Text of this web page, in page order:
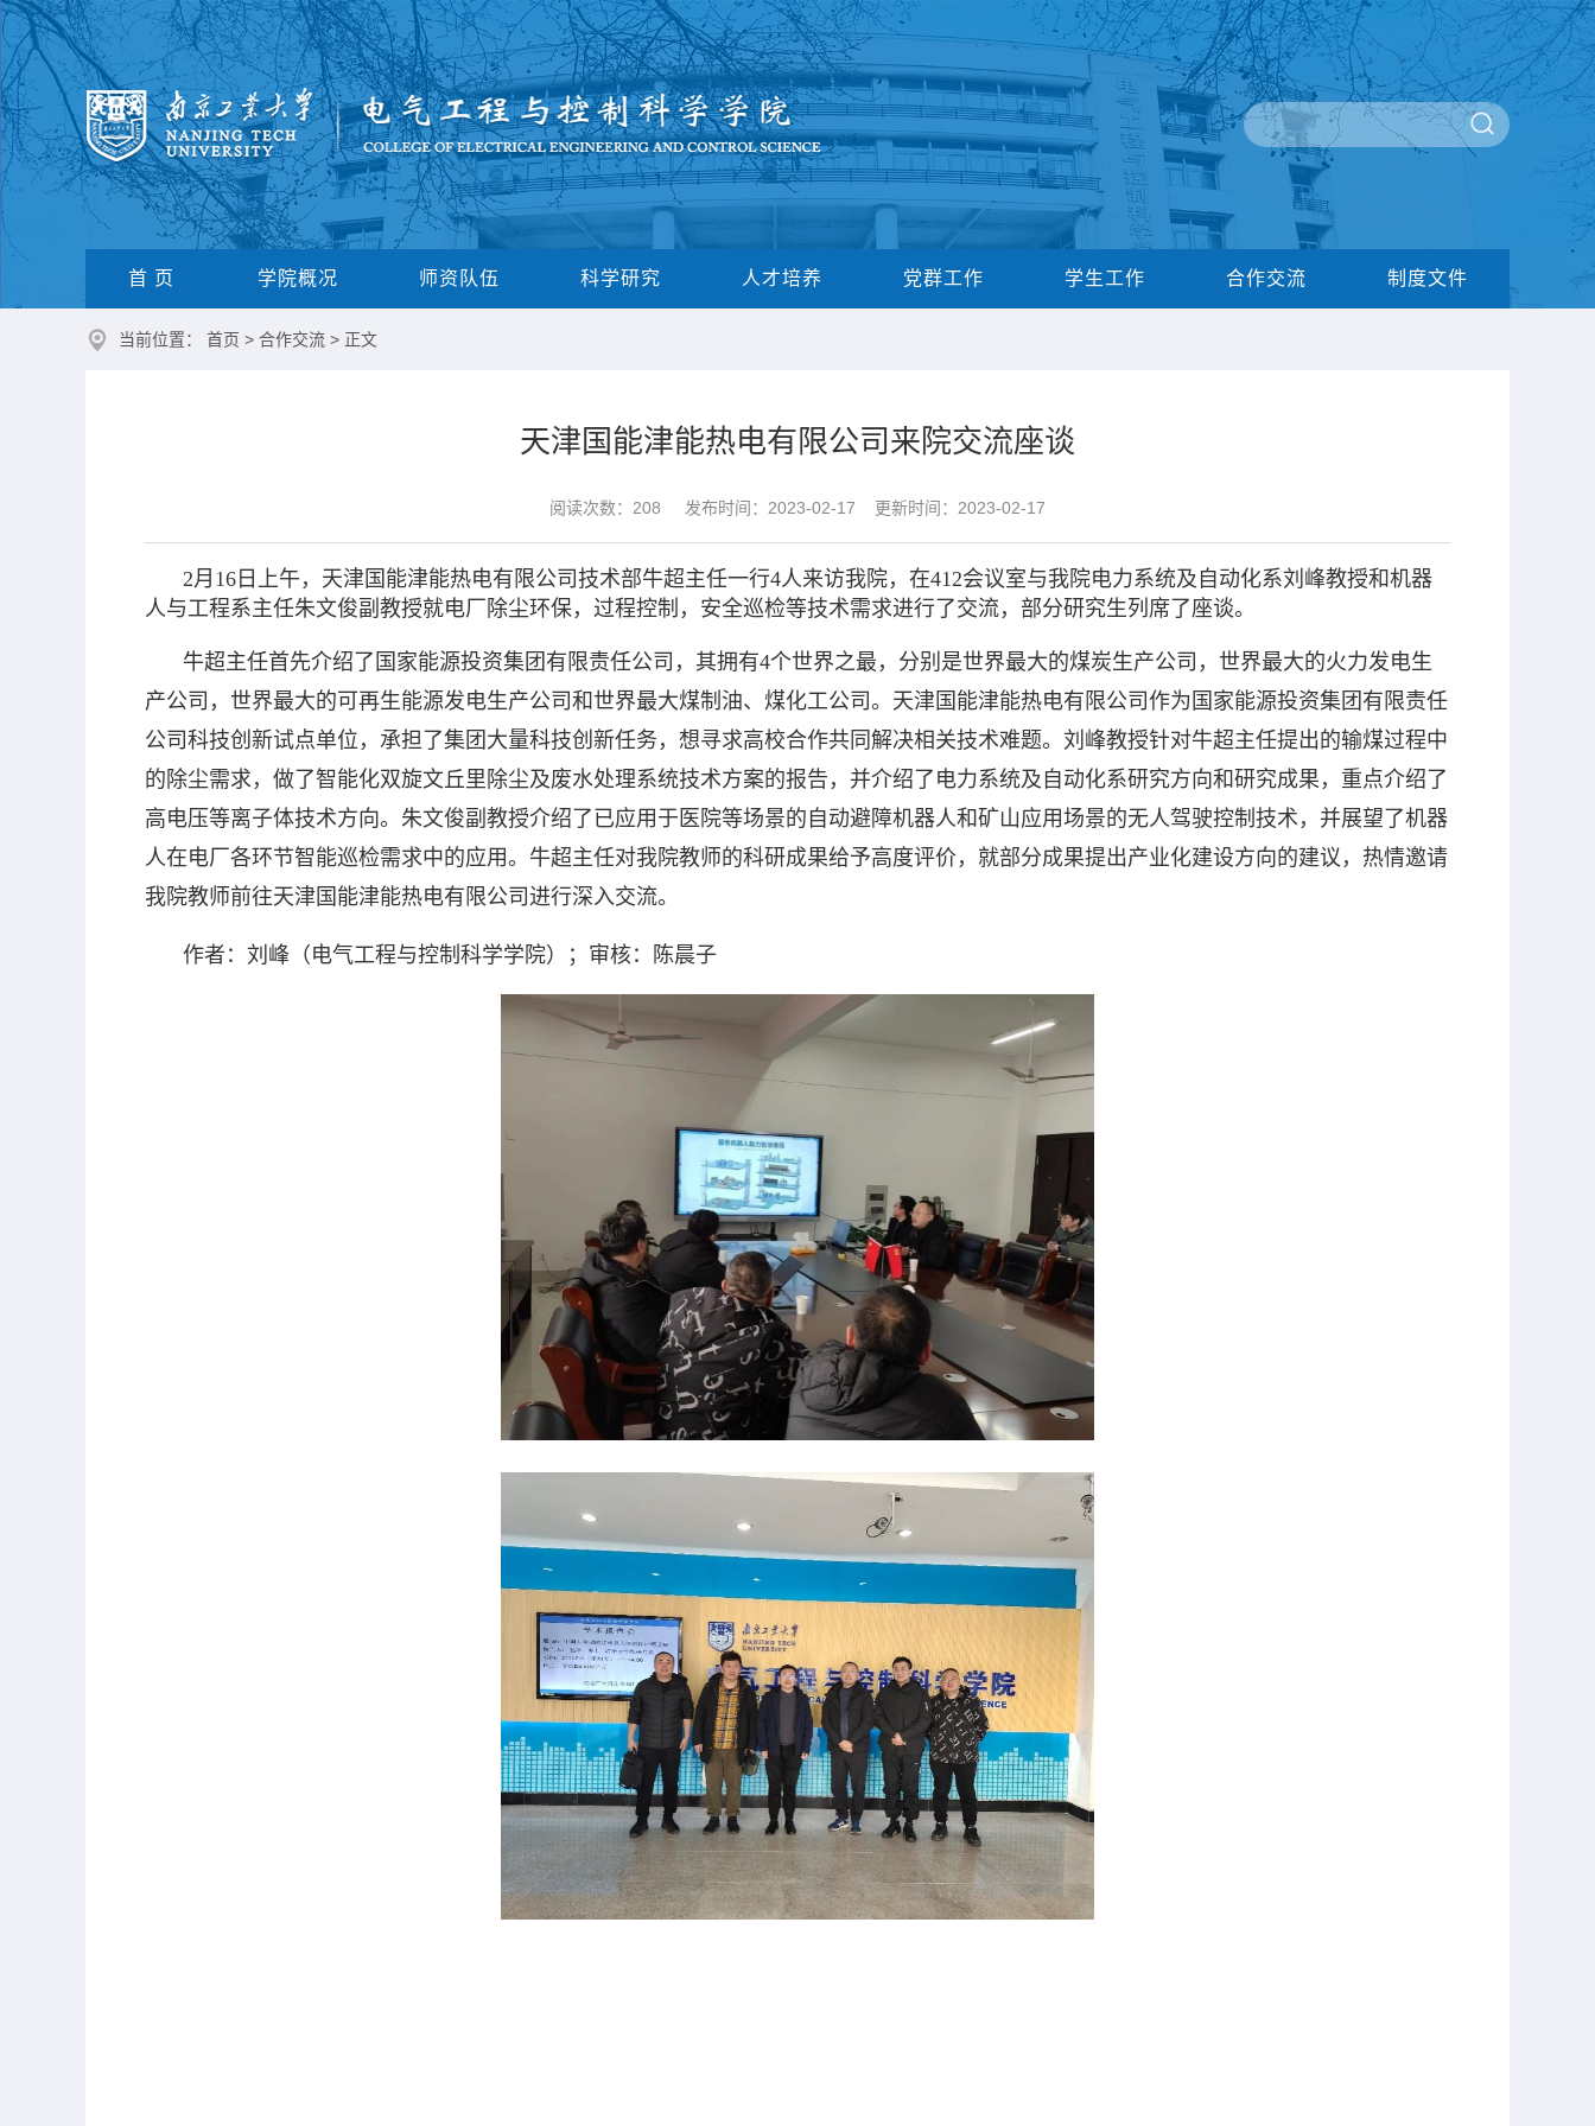
首 页 学院概况 师资队伍 科学研究 人才培养 党群工作 学生工作 合作交流 制度文件
当前位置： 首页 > 合作交流 > 正文
天津国能津能热电有限公司来院交流座谈
阅读次数： 208 发布时间：2023-02-17 更新时间：2023-02-17
2月16日上午，天津国能津能热电有限公司技术部牛超主任一行4人来访我院，在412会议室与我院电力系统及自动化系刘峰教授和机器
人与工程系主任朱文俊副教授就电厂除尘环保，过程控制，安全巡检等技术需求进行了交流，部分研究生列席了座谈。
牛超主任首先介绍了国家能源投资集团有限责任公司，其拥有4个世界之最，分别是世界最大的煤炭生产公司，世界最大的火力发电生
产公司，世界最大的可再生能源发电生产公司和世界最大煤制油、煤化工公司。天津国能津能热电有限公司作为国家能源投资集团有限责任
公司科技创新试点单位，承担了集团大量科技创新任务，想寻求高校合作共同解决相关技术难题。刘峰教授针对牛超主任提出的输煤过程中
的除尘需求，做了智能化双旋文丘里除尘及废水处理系统技术方案的报告，并介绍了电力系统及自动化系研究方向和研究成果，重点介绍了
高电压等离子体技术方向。朱文俊副教授介绍了已应用于医院等场景的自动避障机器人和矿山应用场景的无人驾驶控制技术，并展望了机器
人在电厂各环节智能巡检需求中的应用。牛超主任对我院教师的科研成果给予高度评价，就部分成果提出产业化建设方向的建议，热情邀请
我院教师前往天津国能津能热电有限公司进行深入交流。
作者：刘峰（电气工程与控制科学学院）；审核：陈晨子